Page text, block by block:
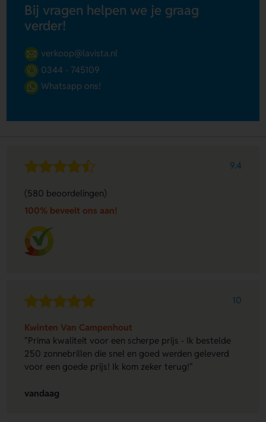
Bij vragen helpen we je graag
verder!
verkoop@lavista.nl
0344 - 745109
Whatsapp ons!
9.4
(580 beoordelingen)
100% beveelt ons aan!
10
Kwinten Van Campenhout
"Prima kwaliteit voor een scherpe prijs - Ik bestelde
250 zonnebrillen die snel en goed werden geleverd
voor een goede prijs! Ik kom zeker terug!"
vandaag